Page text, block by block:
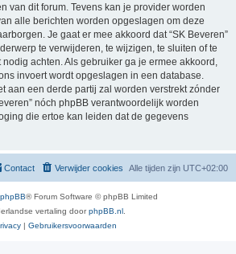
van dit forum. Tevens kan je provider worden
alle berichten worden opgeslagen om deze
Je gaat er mee akkoord dat “SK Beveren”
te verwijderen, te wijzigen, te sluiten of te
achten. Als gebruiker ga je ermee akkoord,
invoert wordt opgeslagen in een database.
aan een derde partij zal worden verstrekt zónder
nóch phpBB verantwoordelijk worden
die ertoe kan leiden dat de gegevens
Alle tijden zijn UTC+02:00
Verwijder cookies
Contact
phpBB® Forum Software © phpBB Limited
vertaling doorphpBB.nl
| Gebruikersvoorwaarden